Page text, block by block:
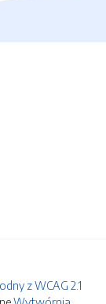
z WCAG 2.1